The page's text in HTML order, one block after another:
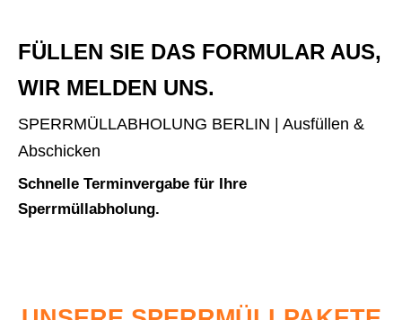
FÜLLEN SIE DAS FORMULAR AUS,
WIR MELDEN UNS.
SPERRMÜLLABHOLUNG BERLIN | Ausfüllen &
Abschicken
Schnelle Terminvergabe für Ihre
Sperrmüllabholung.